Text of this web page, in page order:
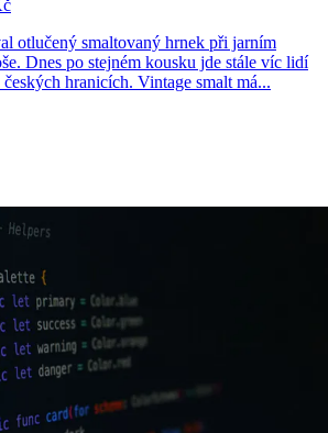
otlučený smaltovaný hrnek při jarním
Dnes po stejném kousku jde stále víc lidí
hranicích. Vintage smalt má...